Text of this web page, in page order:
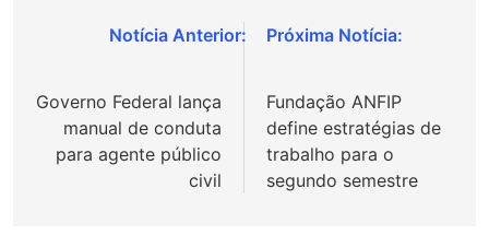
Navegação
Post
Governo Federal lança
manual de conduta
para agente público
civil
Fundação ANFIP
define estratégias de
trabalho para o
segundo semestre